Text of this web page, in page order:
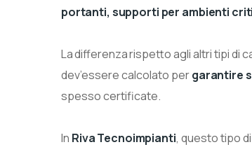
portanti, supporti per ambienti
La differenza rispetto agli altri tipi di
dev’essere calcolato pergarantire
spesso certificate.
In Riva Tecnoimpianti, questo tipo